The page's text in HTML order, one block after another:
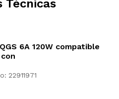
Técnicas
6A 120W compatible
con
22911971